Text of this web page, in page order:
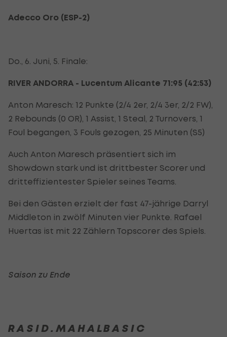
Adecco Oro (ESP-2)
Do., 6. Juni, 5. Finale:
RIVER ANDORRA - Lucentum Alicante 71:95 (42:53)
Anton Maresch: 12 Punkte (2/4 2er, 2/4 3er, 2/2 FW),
2 Rebounds (0 OR), 1 Assist, 1 Steal, 2 Turnovers, 1
Foul begangen, 3 Fouls gezogen, 25 Minuten (S5)
Auch Anton Maresch präsentiert sich im
Showdown stark und ist drittbester Scorer und
dritteffizientester Spieler seines Teams.
Bei den Gästen erzielt der fast 47-jährige Darryl
Middleton in zwölf Minuten vier Punkte. Rafael
Huertas ist mit 22 Zählern Topscorer des Spiels.
Saison zu Ende
R A S I D . M A H A L B A S I C